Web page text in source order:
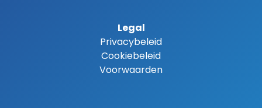
Legal
Privacybeleid
Cookiebeleid
Voorwaarden